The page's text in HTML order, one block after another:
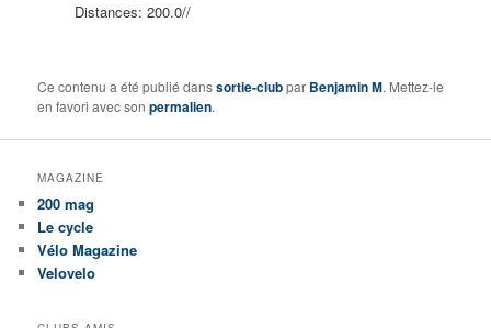
Distances: 200.0//
Ce contenu a été publié danssortie-clubpar Benjamin M. Mettez-le
en favori avec sonpermalien.
MAGAZINE
200 mag
Le cycle
Vélo Magazine
Velovelo